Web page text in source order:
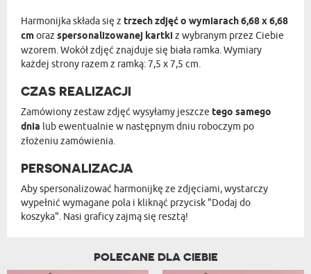
Harmonijka składa się z trzech zdjęć o wymiarach 6,68 x 6,68
cmoraz spersonalizowanej kartki z wybranym przez Ciebie
wzorem. Wokół zdjęć znajduje się biała ramka. Wymiary
każdej strony razem z ramką: 7,5 x 7,5 cm.
CZAS REALIZACJI
Zamówiony zestaw zdjęć wysyłamy jeszcze tego samego
dnia lub ewentualnie w następnym dniu roboczym po
złożeniu zamówienia.
PERSONALIZACJA
Aby spersonalizować harmonijkę ze zdjęciami, wystarczy
wypełnić wymagane pola i kliknąć przycisk "Dodaj do
koszyka". Nasi graficy zajmą się resztą!
POLECANE DLA CIEBIE